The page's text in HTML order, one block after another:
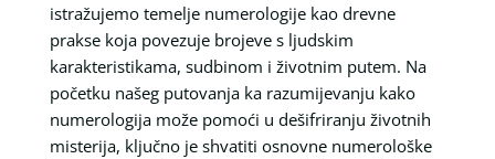
istražujemo temelje numerologije kao drevne
prakse koja povezuje brojeve s ljudskim
karakteristikama, sudbinom i životnim putem. Na
početku našeg putovanja ka razumijevanju kako
numerologija može pomoći u dešifriranju životnih
misterija, ključno je shvatiti osnovne numerološke